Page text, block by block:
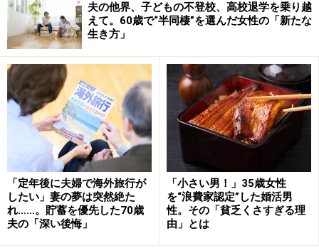
「ところが夫は、換気扇の掃除を頼んだら明らかに嫌そ
う。『オレ、アレルギーだから手が汚れるといけないん
だよ』とわけのわからないことを言い出して。毎年、夫
は30日までびっちり仕事だから、かわいそうだと思って
夫の他界、子どもの不登校、高校退学を乗り越
えて。60歳で“半同棲”を選んだ女性の「新たな
生き方」
「定年後に夫婦で海外旅行が
したい」妻の夢は突然絶た
れ……。貯蓄を優先した70歳
夫の「深い後悔」
「小さい男！」35歳女性
を“浪費家認定”した婚活男
性。その「貧乏くさすぎる理
由」とは